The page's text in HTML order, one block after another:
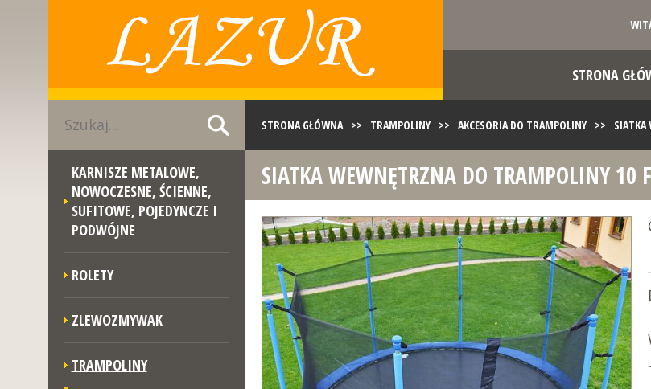
STRONA
KARNISZE METALOWE,
NOWOCZESNE, ŚCIENNE,
SUFITOWE, POJEDYNCZE I
PODWÓJNE
ROLETY
ZLEWOZMYWAK
TRAMPOLINY
STRONA GŁÓWNA >> TRAMPOLINY >> AKCESORIA DO TRAMPOLINY >> SIATKA
SIATKA WEWNĘTRZNA DO TRAMPOLINY